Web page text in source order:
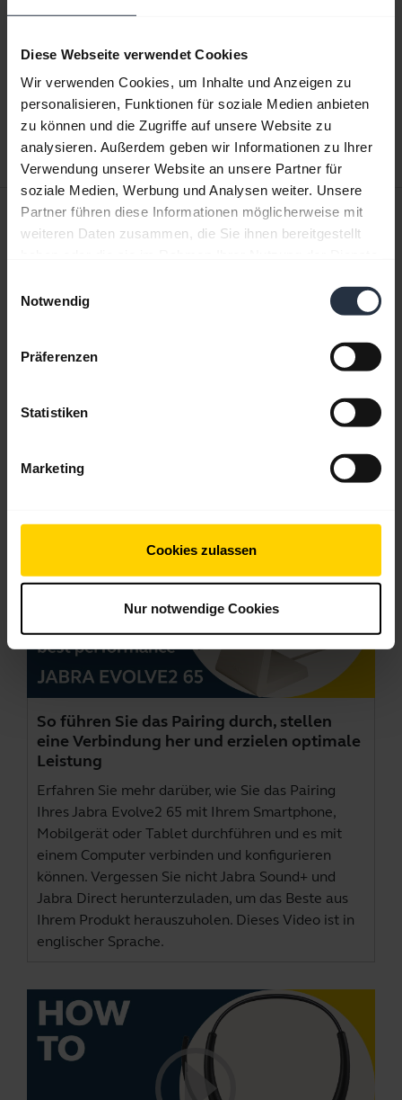
Diese Webseite verwendet Cookies
Wir verwenden Cookies, um Inhalte und Anzeigen zu
personalisieren, Funktionen für soziale Medien anbieten
zu können und die Zugriffe auf unsere Website zu
analysieren. Außerdem geben wir Informationen zu Ihrer
Verwendung unserer Website an unsere Partner für
soziale Medien, Werbung und Analysen weiter. Unsere
Partner führen diese Informationen möglicherweise mit
weiteren Daten zusammen, die Sie ihnen bereitgestellt
Notwendig
Präferenzen
Statistiken
Marketing
Cookies zulassen
Nur notwendige Cookies
Benutzerhandbuch
Japanisch
Herunterladen
3.34 MB - pdf
Kurzanleitung
So führen Sie das Pairing durch, stellen
eine Verbindung her und erzielen optimale
Leistung
Erfahren Sie mehr darüber, wie Sie das Pairing
Ihres Jabra Evolve2 65 mit Ihrem Smartphone,
Mobilgerät oder Tablet durchführen und es mit
einem Computer verbinden und konfigurieren
können. Vergessen Sie nichtJabra Sound+ und
Jabra Direct herunterzuladen, um das Beste aus
Ihrem Produkt herauszuholen. Dieses Video ist in
englischer Sprache.